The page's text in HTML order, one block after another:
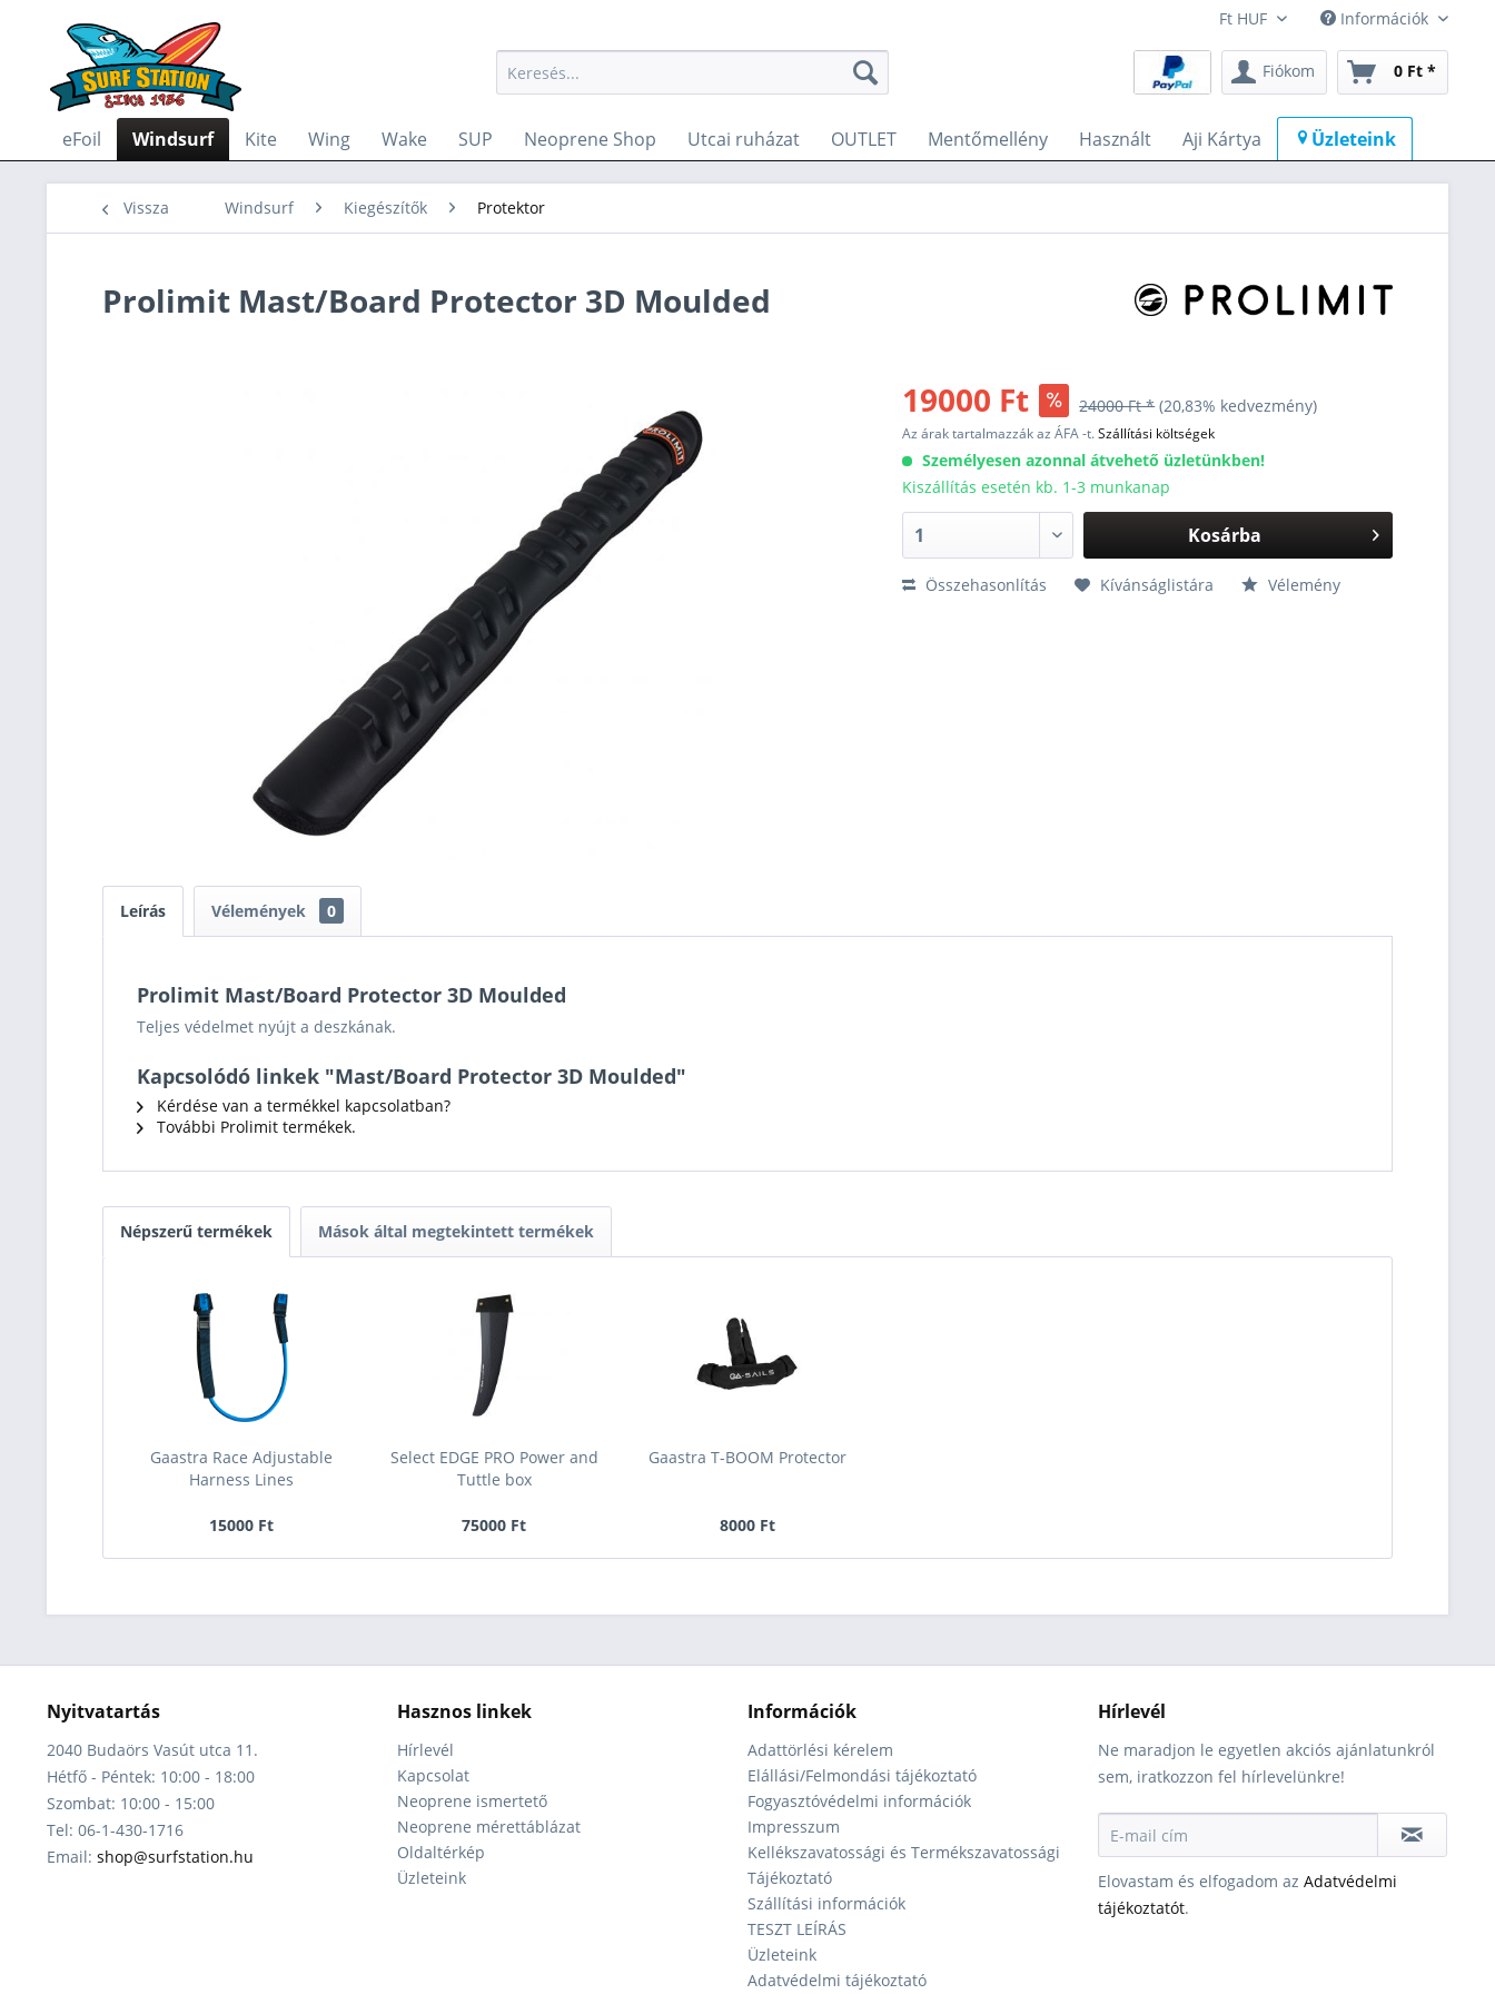
Információk
Fiókom 0 Ft *
eFoil Windsurf Kite Wing Wake SUP Neoprene Shop Utcai ruházat OUTLET Mentőmellény Használt Aji Kártya Üzleteink
Vissza Windsurf Kiegészítők Protektor
Prolimit Mast/Board Protector 3D Moulded
19000 Ft 24000 Ft * (20,83% kedvezmény)
Az árak tartalmazzák az ÁFA -t.Szállítási költségek
Személyesen azonnal átvehető üzletünkben!
Kiszállítás esetén kb. 1-3 munkanap
Kosárba
Összehasonlítás Kívánságlistára Vélemény
Leírás Vélemények 0
Prolimit Mast/Board Protector 3D Moulded
Teljes védelmet nyújt a deszkának.
Kapcsolódó linkek "Mast/Board Protector 3D Moulded"
Kérdése van a termékkel kapcsolatban?
További Prolimit termékek.
Népszerű termékek Mások által megtekintett termékek
Gaastra Race Adjustable
Harness Lines
15000 Ft
Select EDGE PRO Power and
Tuttle box
75000 Ft
Gaastra T-BOOM Protector
8000 Ft
Nyitvatartás
2040 Budaörs Vasút utca 11.
Hétfő - Péntek: 10:00 - 18:00
Szombat: 10:00 - 15:00
Tel: 06-1-430-1716
Email: shop@surfstation.hu
Hasznos linkek
Hírlevél
Kapcsolat
Neoprene ismertető
Neoprene mérettáblázat
Oldaltérkép
Üzleteink
Információk
Adattörlési kérelem
Elállási/Felmondási tájékoztató
Fogyasztóvédelmi információk
Impresszum
Kellékszavatossági és Termékszavatossági
Tájékoztató
Szállítási információk
TESZT LEÍRÁS
Üzleteink
Adatvédelmi tájékoztató
Hírlevél
Ne maradjon le egyetlen akciós ajánlatunkról
sem, iratkozzon fel hírlevelünkre!
Elovastam és elfogadom az Adatvédelmi
tájékoztatót.